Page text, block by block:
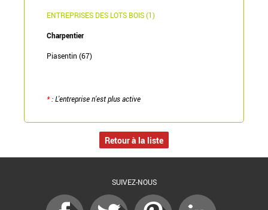
ENTREPRISES DES LOTS BOIS (1)
Charpentier
Piasentin (67)
*: L'entreprise n'est plus active
Retour à la liste
SUIVEZ-NOUS